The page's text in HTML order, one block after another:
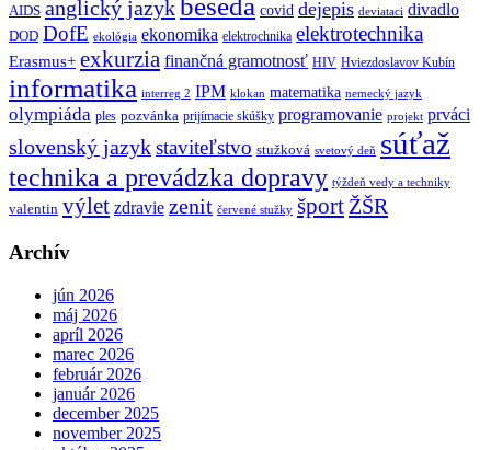
AIDS anglický jazyk beseda covid dejepis deviataci divadlo
DOD DofE ekológia ekonomika elektrochnika elektrotechnika
Erasmus+ exkurzia finančná gramotnosť HIV Hviezdoslavov Kubín
informatika interreg 2 IPM klokan matematika nemecký jazyk
olympiáda ples pozvánka prijímacie skúšky programovanie projekt prváci
slovenský jazykstaviteľstvo stužková svetový deň súťaž
technika a prevádzka dopravy týždeň vedy a techniky
valentin výlet zdravie zenit červené stužky šport ŽŠR
Archív
jún 2026
máj 2026
apríl 2026
marec 2026
február 2026
január 2026
december 2025
november 2025